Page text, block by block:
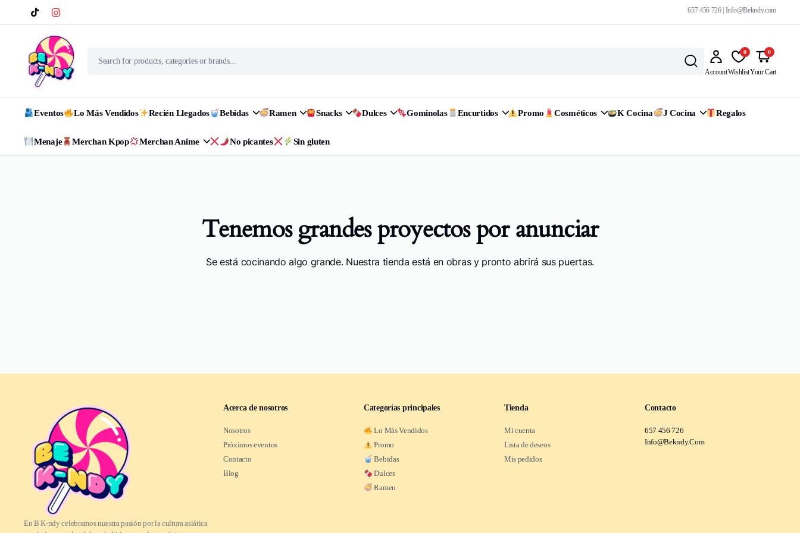
657 456 726 | Info@Bekndy.com
Account
0
Wishlist
0
Your Cart
Eventos Lo Más Vendidos Recién Llegados Bebidas Ramen Snacks Dulces Gominolas Encurtidos Promo Cosméticos K Cocina J Cocina Regalos
Menaje Merchan Kpop Merchan Anime No picantes Sin gluten
Tenemos grandes proyectos por anunciar
Se está cocinando algo grande. Nuestra tienda está en obras y pronto abrirá sus puertas.
En B K-ndy celebramos nuestra pasión por la cultura asiática
Acerca de nosotros
Nosotros
Próximos eventos
Contacto
Blog
Categorías principales
Lo Más Vendidos
Promo
Bebidas
Dulces
Ramen
Tienda
Mi cuenta
Lista de deseos
Mis pedidos
Contacto
657 456 726
Info@Bekndy.Com